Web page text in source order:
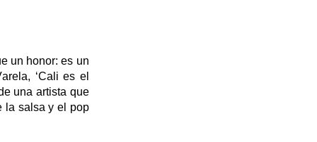
un honor: es un
‘Cali es el
una artista que
la salsa y el pop